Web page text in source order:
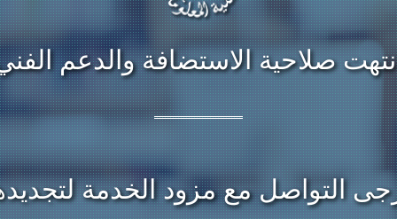
صلاحية الاستضافة والدعم
التواصل مع مزود الخدمة